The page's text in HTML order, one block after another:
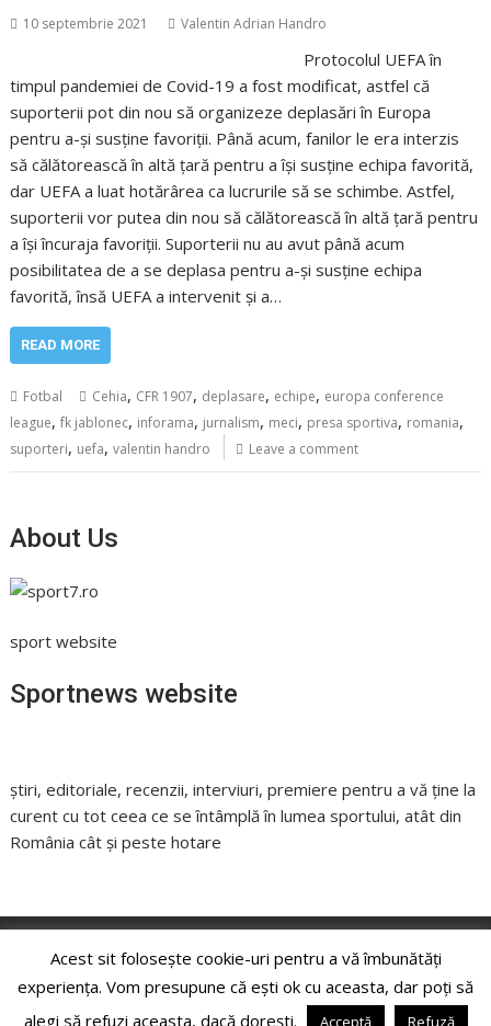
10 septembrie 2021 Valentin Adrian Handro
Protocolul UEFA în
timpul pandemiei de Covid-19 a fost modificat, astfel că
suporterii pot din nou să organizeze deplasări în Europa
pentru a-și susține favoriții. Până acum, fanilor le era interzis
să călătorească în altă țară pentru a își susține echipa favorită,
dar UEFA a luat hotărârea ca lucrurile să se schimbe. Astfel,
suporterii vor putea din nou să călătorească în altă țară pentru
a își încuraja favoriții. Suporterii nu au avut până acum
posibilitatea de a se deplasa pentru a-și susține echipa
favorită, însă UEFA a intervenit și a…
READ MORE
Fotbal Cehia, CFR 1907, deplasare, echipe, europa conference
league,fk jablonec, inforama, jurnalism, meci, presa sportiva, romania,
suporteri, uefa,valentin handro Leave a comment
About Us
sport website
Sportnews website
știri, editoriale, recenzii, interviuri, premiere pentru a vă ține la
curent cu tot ceea ce se întâmplă în lumea sportului, atât din
România cât și peste hotare
Copyright © All rights reserved
Acest sit folosește cookie-uri pentru a vă îmbunătăți
experiența. Vom presupune că ești ok cu aceasta, dar poți să
alegi să refuzi aceasta, dacă dorești.
Acceptă Refuză